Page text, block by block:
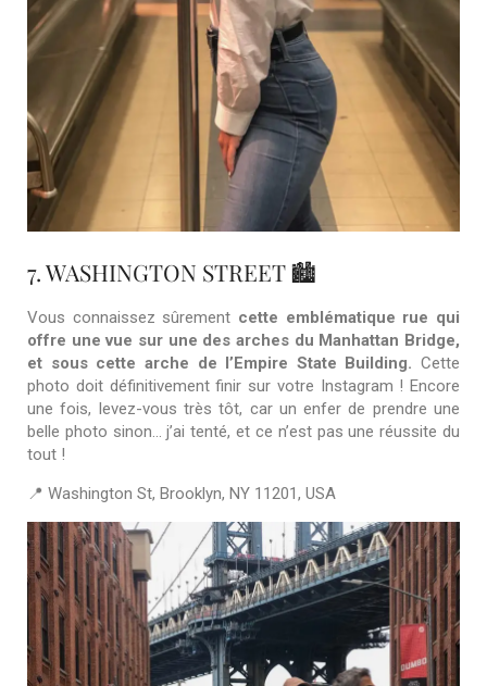
7. WASHINGTON STREET 🏙️
Vous connaissez sûrement cette emblématique rue qui
offre une vue sur une des arches du Manhattan Bridge,
et sous cette arche de l’Empire State Building. Cette
photo doit définitivement finir sur votre Instagram ! Encore
une fois, levez-vous très tôt, car un enfer de prendre une
belle photo sinon… j’ai tenté, et ce n’est pas une réussite du
tout !
📍 Washington St, Brooklyn, NY 11201, USA